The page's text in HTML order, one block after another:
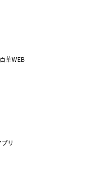
ホワイトデー
華WEB
リ